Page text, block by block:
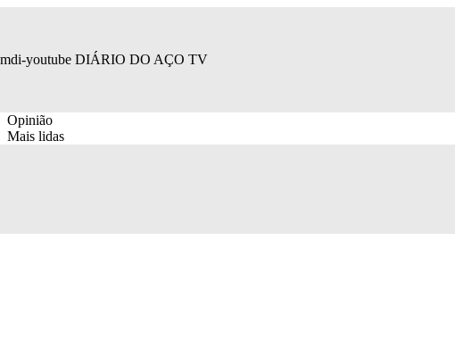
mdi-youtube DIÁRIO DO AÇO TV
Opinião
Mais lidas